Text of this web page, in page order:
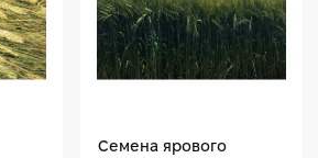
Семена ярового